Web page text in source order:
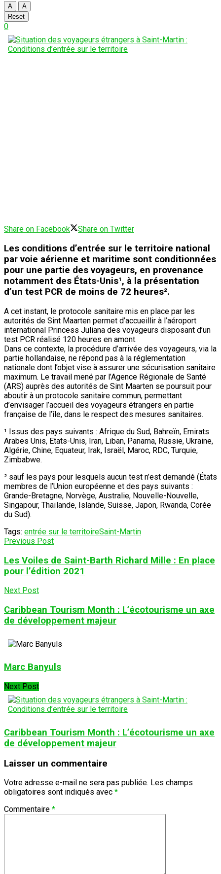
A
A
Reset
0
Share on Facebook Share on Twitter
Les conditions d’entrée sur le territoire national
par voie aérienne et maritime sont conditionnées
pour une partie des voyageurs, en provenance
notamment des États-Unis¹, à la présentation
d’un test PCR de moins de 72 heures².
A cet instant, le protocole sanitaire mis en place par les
autorités de Sint Maarten permet d’accueillir à l’aéroport
international Princess Juliana des voyageurs disposant d’un
test PCR réalisé 120 heures en amont.
Dans ce contexte, la procédure d’arrivée des voyageurs, via la
partie hollandaise, ne répond pas à la réglementation
nationale dont l’objet vise à assurer une sécurisation sanitaire
maximum. Le travail mené par l’Agence Régionale de Santé
(ARS) auprès des autorités de Sint Maarten se poursuit pour
aboutir à un protocole sanitaire commun, permettant
d’envisager l’accueil des voyageurs étrangers en partie
française de l’île, dans le respect des mesures sanitaires.
¹ Issus des pays suivants : Afrique du Sud, Bahreïn, Emirats
Arabes Unis, Etats-Unis, Iran, Liban, Panama, Russie, Ukraine,
Algérie, Chine, Equateur, Irak, Israël, Maroc, RDC, Turquie,
Zimbabwe.
² sauf les pays pour lesquels aucun test n’est demandé (États
membres de l’Union européenne et des pays suivants :
Grande-Bretagne, Norvège, Australie, Nouvelle-Nouvelle,
Singapour, Thaïlande, Islande, Suisse, Japon, Rwanda, Corée
du Sud).
Tags: entrée sur le territoireSaint-Martin
Previous Post
Les Voiles de Saint-Barth Richard Mille : En place
pour l’édition 2021
Next Post
Caribbean Tourism Month : L’écotourisme un axe
de développement majeur
Marc Banyuls
Next Post
Caribbean Tourism Month : L’écotourisme un axe
de développement majeur
Laisser un commentaire
Votre adresse e-mail ne sera pas publiée. Les champs
obligatoires sont indiqués avec *
Commentaire *